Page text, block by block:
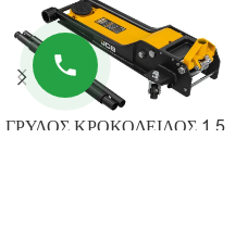
ΓΡΥΛΟΣ ΚΡΟΚΟΔΕΙΛΟΣ 1.5